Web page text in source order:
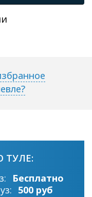
ТУЛЕ:
Бесплатно
500 руб